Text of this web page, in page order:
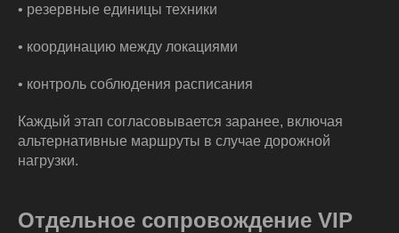
• резервные единицы техники
• координацию между локациями
• контроль соблюдения расписания
Каждый этап согласовывается заранее, включая
альтернативные маршруты в случае дорожной
нагрузки.
Отдельное сопровождение VIP